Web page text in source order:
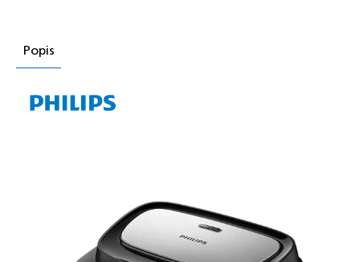
Popis